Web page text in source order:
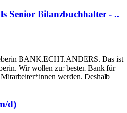
Senior Bilanzbuchhalter - ..
BANK.ECHT.ANDERS. Das ist
Wir wollen zur besten Bank für
werden. Deshalb
d)